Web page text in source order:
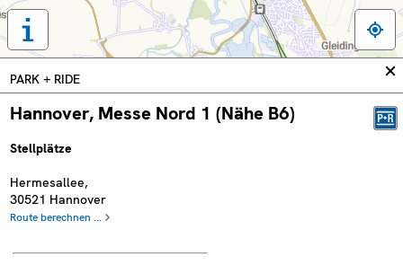
Tastaturbedienung,
Legende
und
weitere
Informationen
anzeigen
PARK + RIDE
Hannover, Messe Nord 1 (Nähe B6)
Stellplätze
Hermesallee,
30521 Hannover
Route berechnen ...